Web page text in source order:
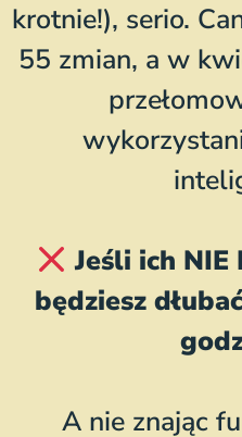
krotnie!), serio.
55 zmian, a w
Jeśli ich NIE
będziesz
A nie znając